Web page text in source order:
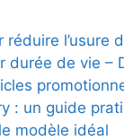
réduire l’usure
durée de vie –
: un guide
modèle idéal